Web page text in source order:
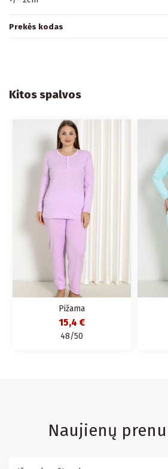
Prekės kodas
Kitos spalvos
Pižama
15,4 €
48/50
Naujienų